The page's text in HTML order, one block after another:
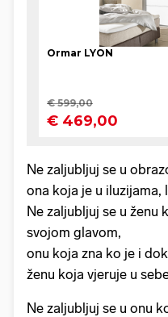
Ne zaljubljuj se u
ona koja je u iluzijama,
Ne zaljubljuj se u ženu
svojom glavom,
onu koja zna ko je i
ženu koja vjeruje u
Ne zaljubljuj se u onu